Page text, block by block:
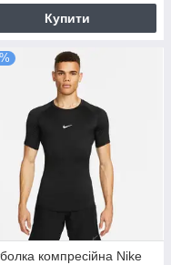
Купити
компресійна Nike